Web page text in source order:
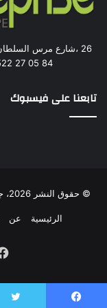
84 05 27 0522 redaction-ar@librentreprise.ma
تابعنا على فيسبوك
© حقوق النشر 2026، جميع الحقوق محفوظة |
الرئيسية عن